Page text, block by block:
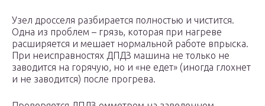
Узел дросселя разбирается полностью и чистится.
Одна из проблем – грязь, которая при нагреве
расширяется и мешает нормальной работе впрыска.
При неисправностях ДПДЗ машина не только не
заводится на горячую, но и «не едет» (иногда глохнет
и не заводится) после прогрева.